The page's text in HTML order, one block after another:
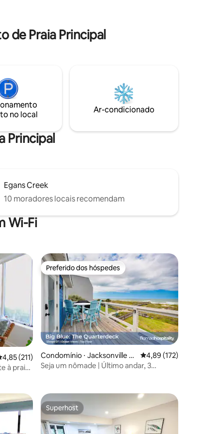
& Salt
famílias pequenas!
de Praia Principal
no local
Ar-condicionado
Principal
Egans Creek
10 moradores locais recomendam
Wi-Fi
de uma avaliação média de 5, 211 avaliações
4,85 (211)
à praia
Preferido dos hóspedes
Preferido dos hóspedes
Condomínio ⋅ Jacksonville B
each
4,89 de uma avaliação
4,89 (172)
Seja um nômade | Último andar, 3
Superhost
Superhost